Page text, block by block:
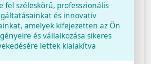
fel széleskörű, professzionális
és innovatív
amelyek kifejezetten az Ön
és vállalkozása sikeres
lettek kialakítva